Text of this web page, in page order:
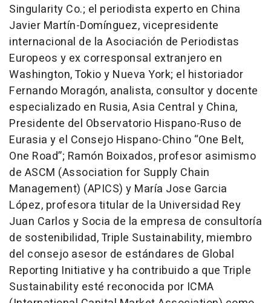
Singularity Co.; el periodista experto en China
Javier Martín-Domínguez, vicepresidente
internacional de la Asociación de Periodistas
Europeos y ex corresponsal extranjero en
Washington, Tokio y Nueva York; el historiador
Fernando Moragón, analista, consultor y docente
especializado en Rusia, Asia Central y China,
Presidente del Observatorio Hispano-Ruso de
Eurasia y el Consejo Hispano-Chino “One Belt,
One Road”; Ramón Boixados, profesor asimismo
de ASCM (Association for Supply Chain
Management) (APICS) y María Jose Garcia
López, profesora titular de la Universidad Rey
Juan Carlos y Socia de la empresa de consultoría
de sostenibilidad, Triple Sustainability, miembro
del consejo asesor de estándares de Global
Reporting Initiative y ha contribuido a que Triple
Sustainability esté reconocida por ICMA